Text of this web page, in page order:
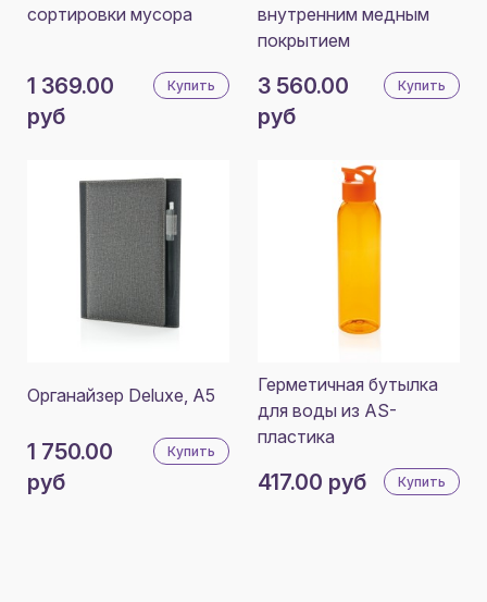
сортировки мусора
1 369.00
руб
Купить
внутренним медным
покрытием
3 560.00
руб
Купить
Органайзер Deluxe, A5
1 750.00
руб
Купить
Герметичная бутылка
для воды из AS-
пластика
417.00 руб Купить